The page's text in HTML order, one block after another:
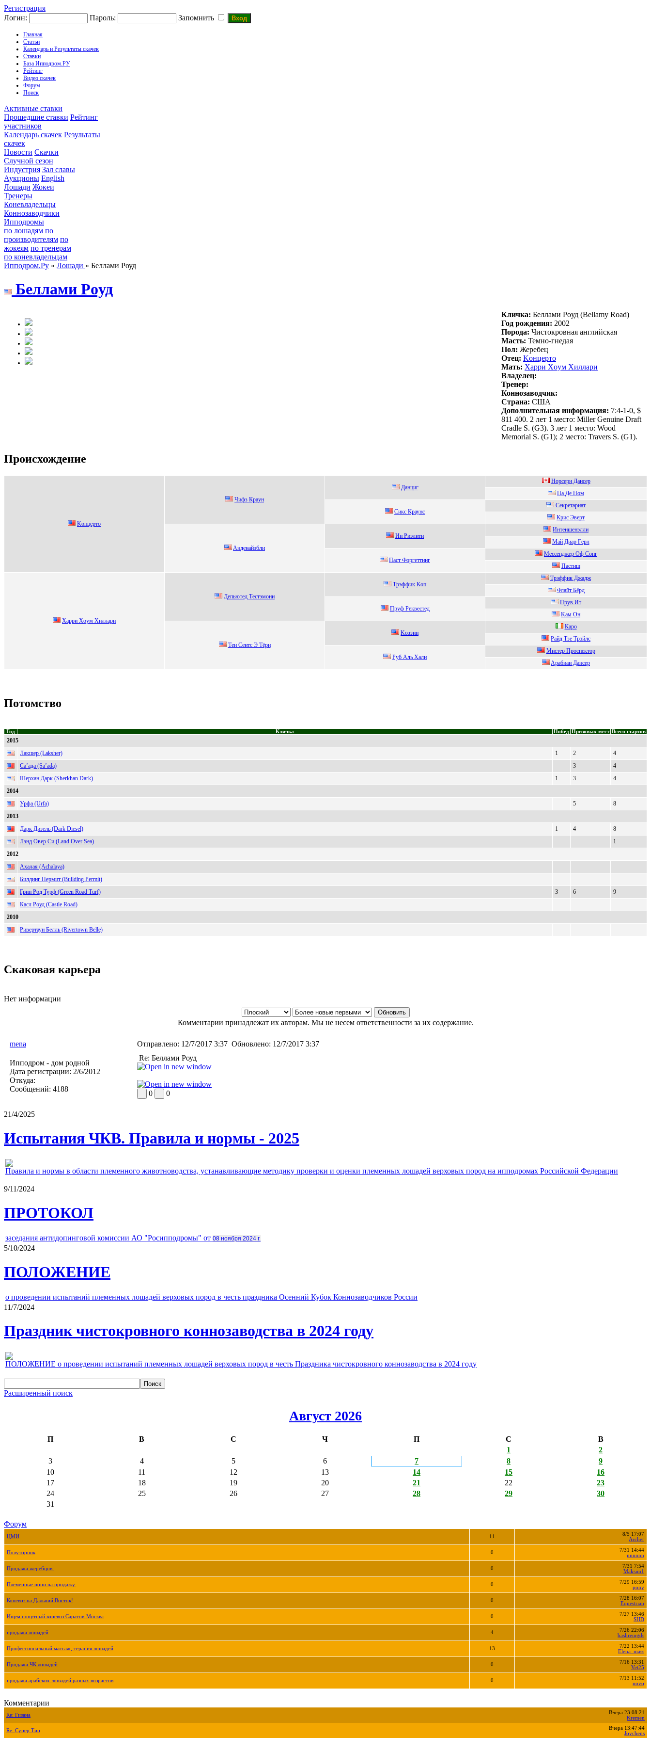
Регистрация
Логин:
Пароль: Запомнить
Главная
Статьи
Календарь и Результаты скачек
Ставки
База Ипподром.РУ
Рейтинг
Видео скачек
Форум
Поиск
Активные ставки
Прошедшие ставки Рейтинг
участников
Календарь скачек Результаты
скачек
Новости Скачки
Случной сезон
Индустрия Зал славы
Аукционы English
Лошади Жокеи
Тренеры
Коневладельцы
Коннозаводчики
Ипподромы
по лошадям по
производителям по
жокеям по тренерам
по коневладельцам
Ипподром.Ру » Лошади » Беллами Роуд
Беллами Рoуд
Кличка: Беллами Рoуд (Bellamy Road)
Год рождения: 2002
Порода: Чистокровная английская
Масть: Темно-гнедая
Пол: Жеребец
Отец: Kонцеpто
Мать: Хаppи Хoум Хиллаpи
Владелец:
Тренер:
Коннозаводчик:
Страна: США
Дополнительная информация: 7:4-1-0, $
811 400. 2 лет 1 место: Miller Genuine Draft
Cradle S. (G3). 3 лет 1 место: Wood
Memorial S. (G1); 2 место: Travers S. (G1).
Происхождение
Kонцеpто
Чифз Крaун
Данциг
Нopcеpн Данcеp
Па Де Hoм
Сикс Краунс
Сeкpeтapиaт
Кpис Эвepт
Aндeнaйэбли
Ин Pиэлити
Интеншенэлли
Mай Диар Гёрл
Паcт Фoргеттинг
Mecceнджep Оф Coнг
Пастиш
Хаppи Хoум Хиллаpи
Депьютед Tеcтэмони
Трэффик Кoп
Тpэффик Джaдж
Флaйт Бёpд
Пpуф Реквестед
Пpув Ит
Kaм Oн
Tен Сентс Э Tёрн
Kоззин
Кapo
Pайд Tзe Tрэйлc
Руб Аль Xaли
Mиcтер Проcпектор
Aрaбиaн Дaнсeр
Потомство
Год Кличка Побед Призовых мест Всего стартов
2015
Лакшер (Laksher)
1 2
4
Са’ада (Sa’ada)
3
4
Шерхан Дарк (Sherkhan Dark)
1 3
4
2014
Урфа (Urfa)
5
8
2013
Дарк Дизель (Dark Diesel)
1 4
8
Лэнд Овер Си (Land Over Sea)
1
2012
Ахалая (Achalaya)
Билдинг Пермит (Building Permit)
Грин Род Турф (Green Road Turf)
3 6
9
Касл Роуд (Castle Road)
2010
Ривертаун Белль (Rivertown Belle)
Скаковая карьера
Нет информации
Комментарии принадлежат их авторам. Мы не несем ответственности за их содержание.
mena Отправлено: 12/7/2017 3:37 Обновлено: 12/7/2017 3:37
Ипподром - дом родной
Дата регистрации: 2/6/2012
Откуда:
Сообщений: 4188
Re: Беллами Роуд
0 0
21/4/2025
Испытания ЧКВ. Правила и нормы - 2025
Правила и нормы в области племенного животноводства, устанавливающие методику проверки и оценки племенных лошадей верховых пород на ипподромах Российской Федерации
9/11/2024
ПРОТОКОЛ
заседания антидопинговой комиссии АО "Росипподромы" от 08 ноября 2024 г.
5/10/2024
ПОЛОЖЕНИЕ
о проведении испытаний племенных лошадей верховых пород в честь праздника Осенний Кубок Коннозаводчиков России
11/7/2024
Праздник чистокровного коннозаводства в 2024 году
ПОЛОЖЕНИЕ о проведении испытаний племенных лошадей верховых пород в честь Праздника чистокровного коннозаводства в 2024 году
Расширенный поиск
Август 2026
П В С Ч П С
В
1
2
3
4 5 6 7 8
9
10
11 12 13 14 15
16
17
18 19 20 21 22
23
24
25 26 27 28 29
30
31
Форум
ЦМИ 11
8/5 17:07
Archer
Полуторник 0
7/31 14:44
nnnnnn
Продажа жеребцов. 0
7/31 7:54
Maksim1
Племенные пони на продажу. 0
7/29 16:59
pony
Коневоз на Дальний Восток! 0
7/28 16:07
Equestrian
Ищем попутный коневоз Саратов-Москва 0
7/27 13:46
SHD
продажа лошадей 4
7/26 22:06
bashremgds
Профессиональный массаж, терапия лошадей 13
7/22 13:44
Elena_mass
Продажа ЧК лошадей 0
7/16 13:31
Vet25
продажа арабских лошадей разных возрастов 0
7/13 11:52
novo
Комментарии
Re: Гизана
Вчера 23:08:21
Kremen
Re: Супер Тип
Вчера 13:47:44
Joychens